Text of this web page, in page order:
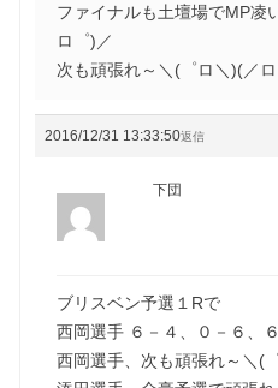
ファイナルも土壇場でMP凌
ロ゜)／
次も頑張れ～＼(゜ロ＼)(／
2016/12/31 13:33:50返信
下団
ブリスベン予選１Rで
西岡選手 ６－４、０－６、
西岡選手、次も頑張れ～＼(